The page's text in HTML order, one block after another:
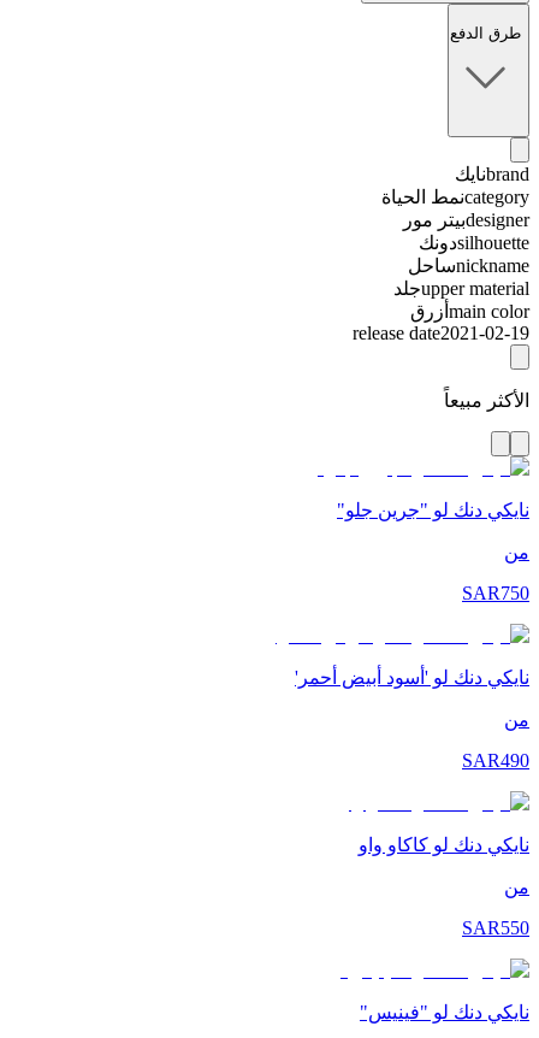
طرق الدفع
brandنايك
categoryنمط الحياة
designerبيتر مور
silhouetteدونك
nicknameساحل
upper materialجلد
main color أزرق
release date2021-02-19
الأكثر مبيعاً
نايكي دنك لو "جرين جلو"
من
SAR750
نايكي دنك لو 'أسود أبيض أحمر'
من
SAR490
نايكي دنك لو كاكاو واو
من
SAR550
نايكي دنك لو "فينيس"